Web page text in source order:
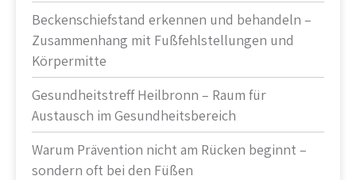
Beckenschiefstand erkennen und behandeln –
Zusammenhang mit Fußfehlstellungen und
Körpermitte
Gesundheitstreff Heilbronn – Raum für
Austausch im Gesundheitsbereich
Warum Prävention nicht am Rücken beginnt –
sondern oft bei den Füßen